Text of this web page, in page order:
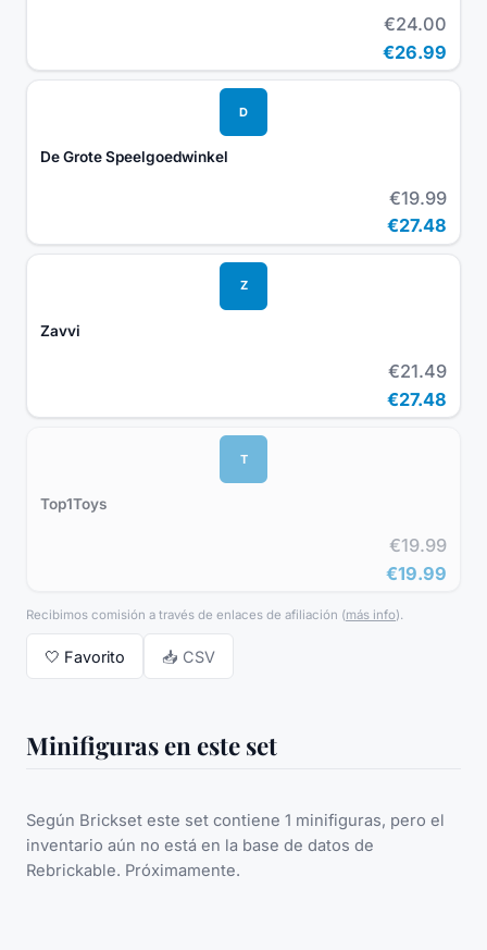
€24.00
€26.99
D
De Grote Speelgoedwinkel
€19.99
€27.48
Z
Zavvi
€21.49
€27.48
T
Top1Toys
€19.99
€19.99
Recibimos comisión a través de enlaces de afiliación (más info).
🤍 Favorito 📥 CSV
Minifiguras en este set
Según Brickset este set contiene 1 minifiguras, pero el
inventario aún no está en la base de datos de
Rebrickable. Próximamente.